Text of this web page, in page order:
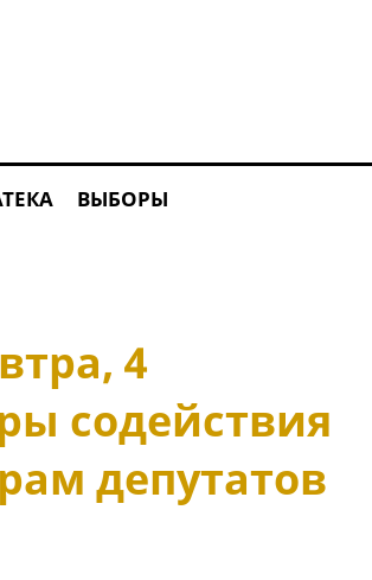
ВЫБОРЫ
4
содействия
депутатов